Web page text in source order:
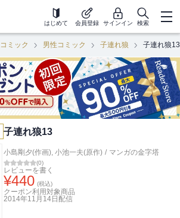
はじめて 会員登録 サインイン 検索
コミック 男性コミック 子連れ狼 子連れ狼13
子連れ狼13
小島剛夕(作画), 小池一夫(原作) / マンガの金字塔
(0)
レビューを書く
¥440 (税込)
クーポン利用対象商品
2014年11月14日 配信